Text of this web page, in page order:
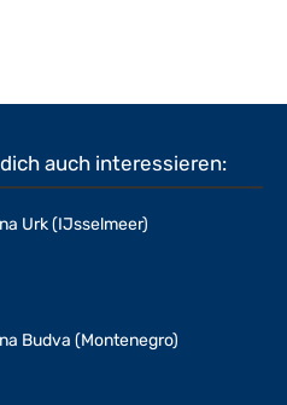
auch interessieren:
Urk (IJsselmeer)
Budva (Montenegro)